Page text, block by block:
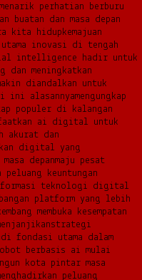
perhatian berburu
buatan dan masa depan
kita hidup kemajuan
inovasi di tengah
intelligence hadir untuk
dan meningkatkan
diandalkan untuk
ini alasannyamengungkap
populer di kalangan
ai digital untuk
akurat dan
digital yang
depanmaju pesat
keuntungan
teknologi digital
platform yang lebih
membuka kesempatan
strategi
fondasi utama dalam
berbasis ai mulai
kota pintar masa
peluang